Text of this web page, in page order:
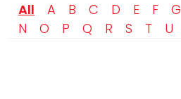
All A B C D E F G
N
O P Q R S T U